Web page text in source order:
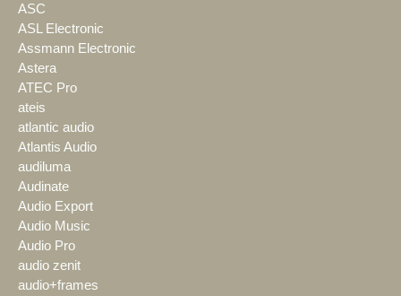
ASC
ASL Electronic
Assmann Electronic
Astera
ATEC Pro
ateis
atlantic audio
Atlantis Audio
audiluma
Audinate
Audio Export
Audio Music
Audio Pro
audio zenit
audio+frames